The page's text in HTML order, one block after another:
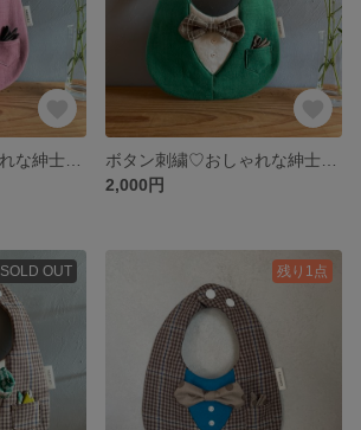
2,000円
SOLD OUT 残り1点